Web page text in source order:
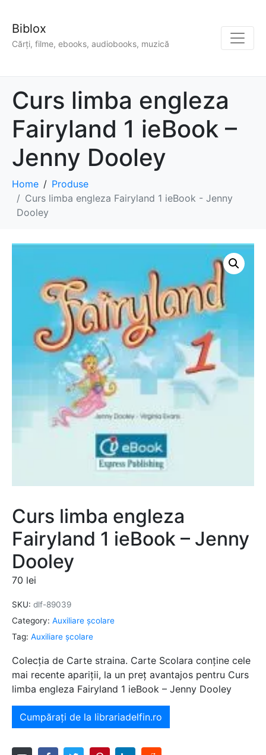
Biblox
Cărți, filme, ebooks, audiobooks, muzică
Curs limba engleza
Fairyland 1 ieBook –
Jenny Dooley
Home
Produse
Curs limba engleza Fairyland 1 ieBook - Jenny
Dooley
Curs limba engleza
Fairyland 1 ieBook – Jenny
Dooley
70 lei
SKU: dlf-89039
Category: Auxiliare şcolare
Tag: Auxiliare şcolare
Colecția de Carte straina. Carte Scolara conține cele
mai recente apariții, la un preț avantajos pentru Curs
limba engleza Fairyland 1 ieBook – Jenny Dooley
Cumpărați de la librariadelfin.ro